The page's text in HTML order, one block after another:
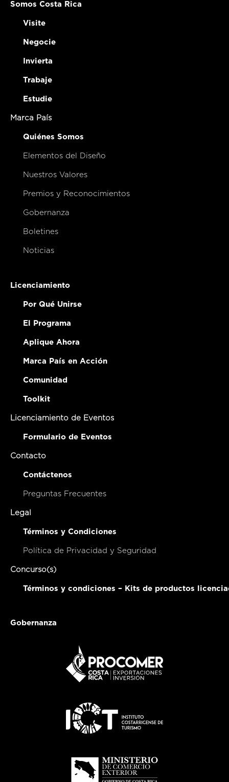
Somos Costa Rica
Visite
Negocie
Invierta
Trabaje
Estudie
Marca País
Quiénes Somos
Elementos del Diseño
Nuestros Valores
Premios y Reconocimientos
Gobernanza
Boletines
Noticias
Licenciamiento
Por Qué Unirse
El Programa
Aplique Ahora
Marca País en Acción
Comunidad
Toolkit
Licenciamiento de Eventos
Formulario de Eventos
Contacto
Contáctenos
Preguntas Frecuentes
Legal
Términos y Condiciones
Política de Privacidad y Seguridad
Concurso(s)
Términos y condiciones – Kits de productos
Gobernanza